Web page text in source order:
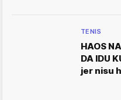
TENIS
HAOS
DA IDU
jer nisu